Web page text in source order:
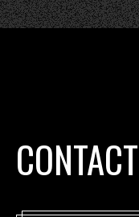
CONTACT